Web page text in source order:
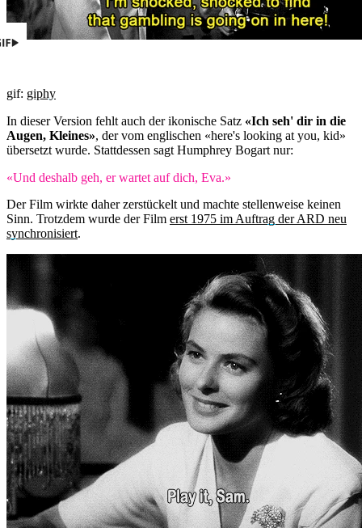
gif: giphy
In dieser Version fehlt auch der ikonische Satz «Ich seh' dir in die
Augen, Kleines», der vom englischen «here's looking at you, kid»
übersetzt wurde. Stattdessen sagt Humphrey Bogart nur:
«Und deshalb geh, er wartet auf dich, Eva.»
Der Film wirkte daher zerstückelt und machte stellenweise keinen
Sinn. Trotzdem wurde der Film erst 1975 im Auftrag der ARD neu
synchronisiert.